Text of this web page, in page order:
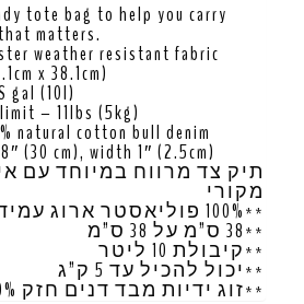
tote bag to help you carry
matters.
weather resistant fabric
x 38.1cm)
gal (10l)
– 11lbs (5kg)
natural cotton bull denim
(30 cm), width 1″ (2.5cm)
תיק צד מרווח במיוחד עם
מקורי
**100% פוליאסטר ארוג עמיד למים
**38 ס”מ על 38 ס”מ
**קיבולת 10 ליטר
**יכול להכיל עד 5 ק”ג
**זוג ידיות מבד דנים חזק 100% כותנה